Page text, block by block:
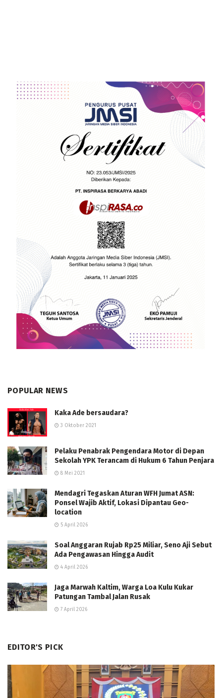
POPULAR NEWS
Kaka Ade bersaudara?
3 Oktober 2021
Pelaku Penabrak Pengendara Motor di Depan
Sekolah YPK Terancam di Hukum 6 Tahun Penjara
8 Mei 2021
Mendagri Tegaskan Aturan WFH Jumat ASN:
Ponsel Wajib Aktif, Lokasi Dipantau Geo-
location
5 April 2026
Soal Anggaran Rujab Rp25 Miliar, Seno Aji Sebut
Ada Pengawasan Hingga Audit
4 April 2026
Jaga Marwah Kaltim, Warga Loa Kulu Kukar
Patungan Tambal Jalan Rusak
7 April 2026
EDITOR'S PICK